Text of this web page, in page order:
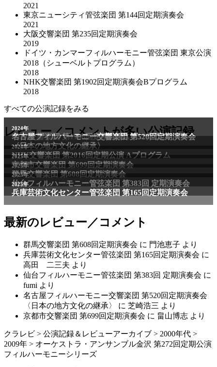
2021
東京ニューシティ管弦楽団 第144回定期演奏会
2021
大阪交響楽団 第235回定期演奏会
2019
ドイツ・カンマーフィルハーモニー管弦楽団 東京公演
2018（シューベルトプログラム）
2018
NHK交響楽団 第1902回定期演奏会Bプログラム
2018
すべての公演記録をみる
レビュー／コメントが多い公演記録
2011年
NHK交響楽団 第1706回定期公演Aプログラム
2024年
名古屋フィルハーモニー交響楽団 第520回定期演奏会
〈日本の地方文化の継承〉
2024年
NHK交響楽団 第2016回定期公演 Aプログラム
2025年
京都市交響楽団 第699回定期演奏会
2025年
群馬交響楽団 第608回定期演奏会
2025年
仙台フィルハーモニー管弦楽団 第383回 定期演奏会
2025年
兵庫芸術文化センター管弦楽団 第165回定期演奏会
最新のレビュー／コメント
群馬交響楽団 第608回定期演奏会 に 門池恵子 より
兵庫芸術文化センター管弦楽団 第165回定期演奏会 に
高田 二三夫 より
仙台フィルハーモニー管弦楽団 第383回 定期演奏会 に
fumi より
名古屋フィルハーモニー交響楽団 第520回定期演奏会
〈日本の地方文化の継承〉
に 芝崎浩三 より
京都市交響楽団 第699回定期演奏会 に 畠山博志 より
クラレビ > 公演記録＆レビューアーカイブ > 2000年代 >
2009年 > オーケストラ・アンサンブル金沢 第272回定期公演
フィルハーモニーシリーズ